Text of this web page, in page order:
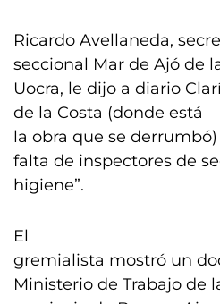
Ricardo Avellaneda,
seccional Mar de Ajó de
Uocra, le dijo a diario
de la Costa (donde está
la obra que se
falta de inspectores de
higiene”.
El
gremialista mostró un
Ministerio de Trabajo de